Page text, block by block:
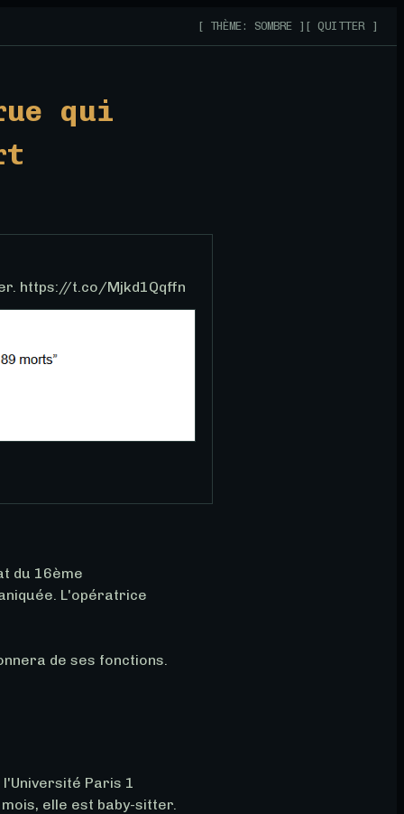
[ THÈME: SOMBRE ] [ QUITTER ]
qui
https://t.co/Mjkd1Qqffn
du 16ème
L'opératrice
de ses fonctions.
Paris 1
elle est baby-sitter.